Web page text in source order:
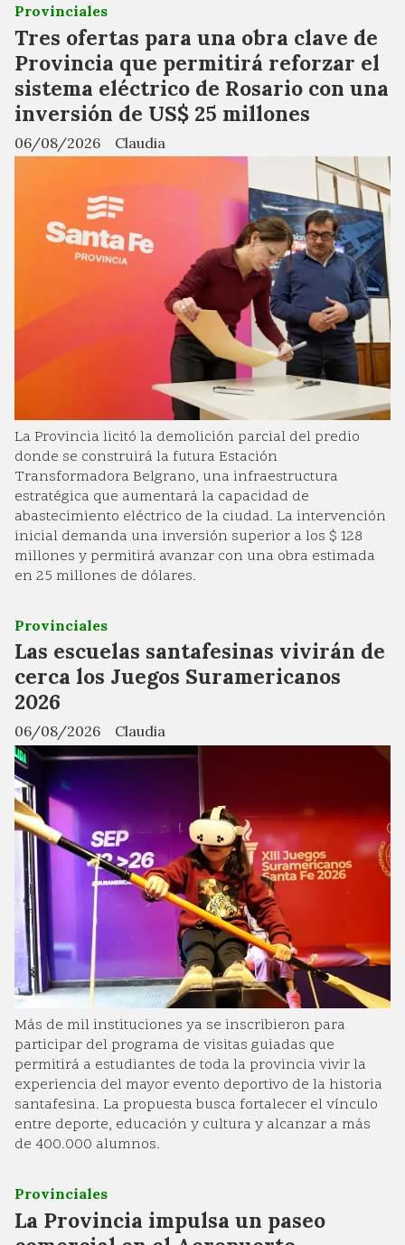
Tres ofertas para una obra clave de
Provincia que permitirá reforzar el
sistema eléctrico de Rosario con una
inversión de US$ 25 millones
Claudia
Provinciales
06/08/2026
La Provincia licitó la demolición parcial del predio
donde se construirá la futura Estación
Transformadora Belgrano, una infraestructura
estratégica que aumentará la capacidad de
abastecimiento eléctrico de la ciudad. La intervención
inicial demanda una inversión superior a los $ 128
millones y permitirá avanzar con una obra estimada
en 25 millones de dólares.
Las escuelas santafesinas vivirán de
cerca los Juegos Suramericanos
2026
Claudia
Provinciales
06/08/2026
Más de mil instituciones ya se inscribieron para
participar del programa de visitas guiadas que
permitirá a estudiantes de toda la provincia vivir la
experiencia del mayor evento deportivo de la historia
santafesina. La propuesta busca fortalecer el vínculo
entre deporte, educación y cultura y alcanzar a más
de 400.000 alumnos.
La Provincia impulsa un paseo
Provinciales